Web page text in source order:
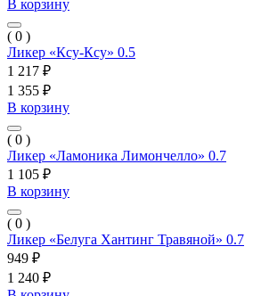
В корзину
( 0 )
Ликер «Ксу-Ксу» 0.5
1 217 ₽
1 355 ₽
В корзину
( 0 )
Ликер «Ламоника Лимончелло» 0.7
1 105 ₽
В корзину
( 0 )
Ликер «Белуга Хантинг Травяной» 0.7
949 ₽
1 240 ₽